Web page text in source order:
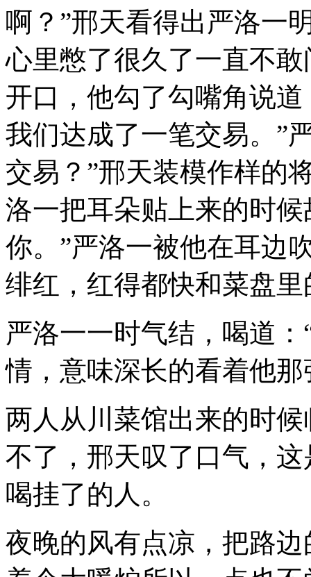
啊？”邢天看得出严洛一
心里憋了很久了一直不
开口，他勾了勾嘴角说
我们达成了一笔交易。”
交易？”邢天装模作样的
洛一把耳朵贴上来的时
你。”严洛一被他在耳边
绯红，红得都快和菜盘
严洛一一时气结，喝道
情，意味深长的看着他
两人从川菜馆出来的时
不了，邢天叹了口气，
喝挂了的人。
夜晚的风有点凉，把路